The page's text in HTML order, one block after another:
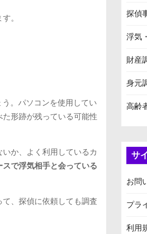
。
。パソコンを使用してい
形跡が残っている可能性
か、よく利用しているカ
で浮気相手と会っている
、探偵に依頼しても調査
探偵
浮気
財産
身元
高齢
サ
お問
プラ
利用